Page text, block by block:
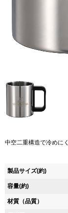
中空二重構造で冷めに
製品サイズ(約)
容量(約)
材質（品質）